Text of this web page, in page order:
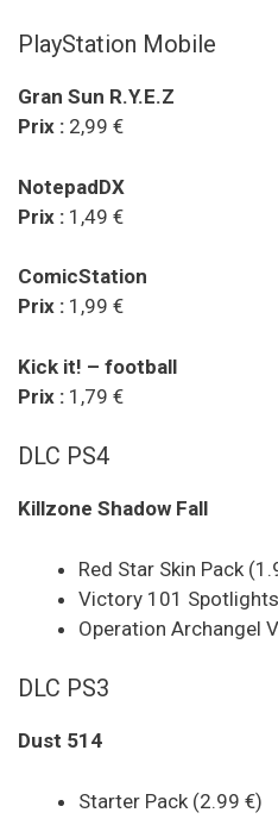
PlayStation Mobile
Gran Sun R.Y.E.Z
Prix : 2,99 €
NotepadDX
Prix : 1,49 €
ComicStation
Prix : 1,99 €
Kick it! – football
Prix : 1,79 €
DLC PS4
Killzone Shadow Fall
Red Star Skin Pack
Victory 101
Operation Archangel
DLC PS3
Dust 514
Starter Pack (2.99 €)